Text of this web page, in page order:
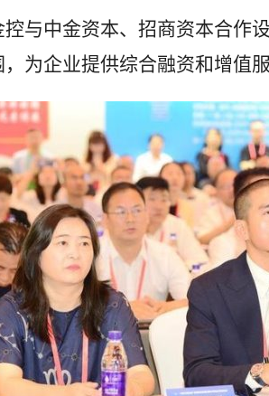
控与中金资本、招商资本合作
，为企业提供综合融资和增值